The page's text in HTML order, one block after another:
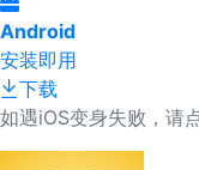
Android
安装即用
下载
如遇iOS变身失败，请